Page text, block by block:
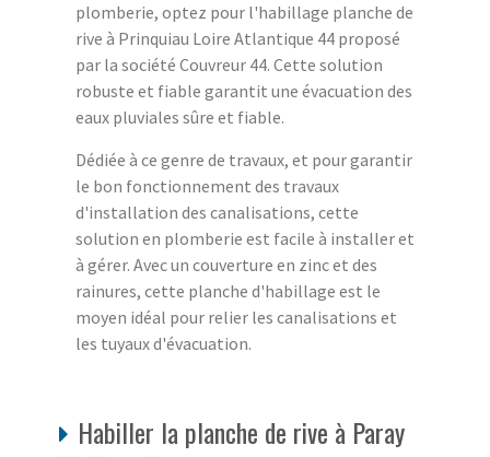
plomberie, optez pour l'habillage planche de
rive à Prinquiau Loire Atlantique 44 proposé
par la société Couvreur 44. Cette solution
robuste et fiable garantit une évacuation des
eaux pluviales sûre et fiable.
Dédiée à ce genre de travaux, et pour garantir
le bon fonctionnement des travaux
d'installation des canalisations, cette
solution en plomberie est facile à installer et
à gérer. Avec un couverture en zinc et des
rainures, cette planche d'habillage est le
moyen idéal pour relier les canalisations et
les tuyaux d'évacuation.
Habiller la planche de rive à Paray